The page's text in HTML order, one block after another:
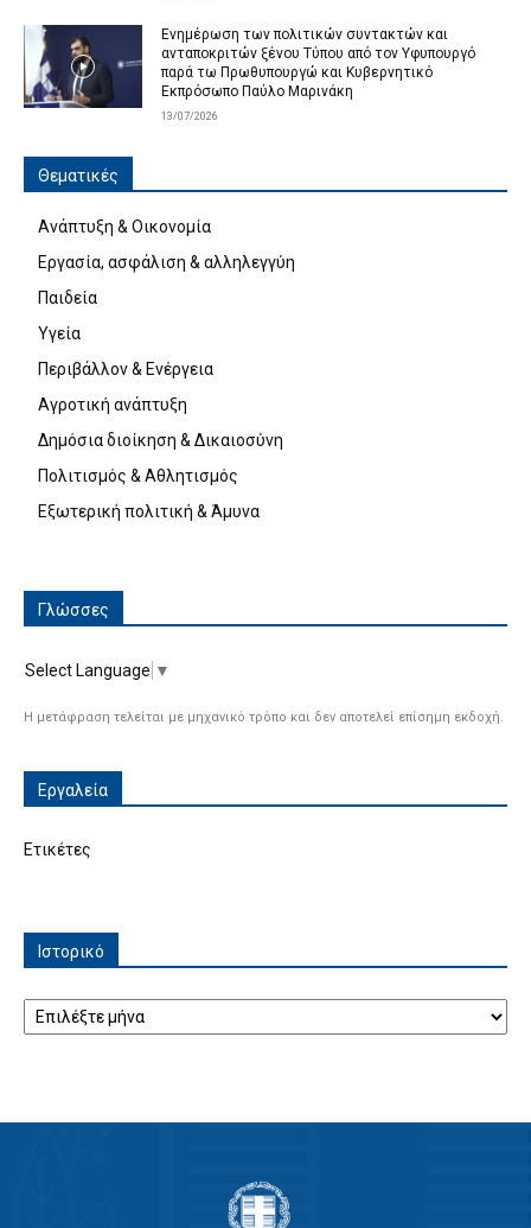
Ενημέρωση των πολιτικών συντακτών και
ανταποκριτών ξένου Τύπου από τον Υφυπουργό
παρά τω Πρωθυπουργώ και Κυβερνητικό
Εκπρόσωπο Παύλο Μαρινάκη
13/07/2026
Θεματικές
Ανάπτυξη & Οικονομία
Εργασία, ασφάλιση & αλληλεγγύη
Παιδεία
Υγεία
Περιβάλλον & Ενέργεια
Αγροτική ανάπτυξη
Δημόσια διοίκηση & Δικαιοσύνη
Πολιτισμός & Αθλητισμός
Εξωτερική πολιτική & Άμυνα
Γλώσσες
Select Language ▼
Η μετάφραση τελείται με μηχανικό τρόπο και δεν αποτελεί επίσημη εκδοχή.
Εργαλεία
Ετικέτες
Ιστορικό